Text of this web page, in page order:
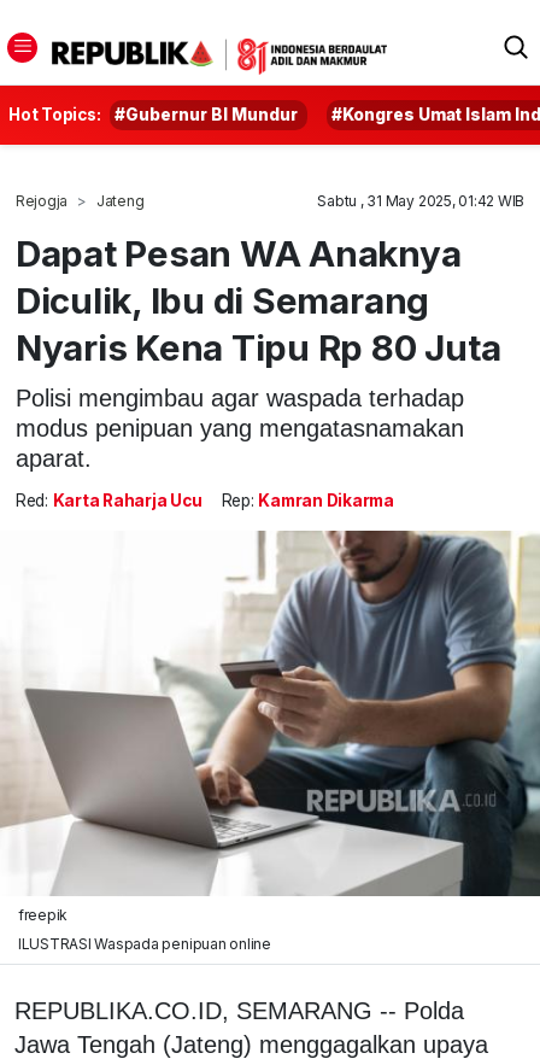
Hot Topics: #Gubernur BI Mundur #Kongres Umat Islam
Rejogja Jateng Sabtu , 31 May 2025, 01:42 WIB
Dapat Pesan WA Anaknya
Diculik, Ibu di Semarang
Nyaris Kena Tipu Rp 80 Juta
Polisi mengimbau agar waspada terhadap
modus penipuan yang mengatasnamakan
aparat.
Red: Karta Raharja Ucu Rep: Kamran Dikarma
freepik
ILUSTRASI Waspada penipuan online
REPUBLIKA.CO.ID, SEMARANG -- Polda
Jawa Tengah (Jateng) menggagalkan upaya